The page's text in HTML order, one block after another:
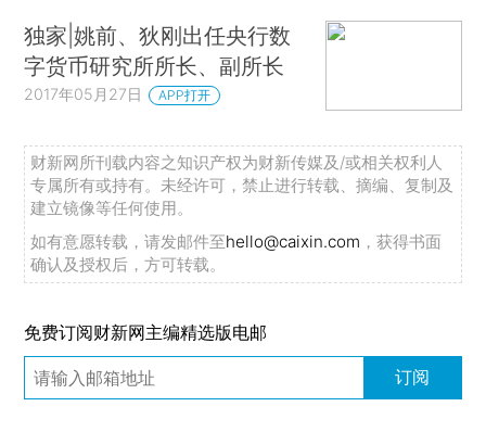
独家|姚前、狄刚出任央行数
字货币研究所所长、副所长
2017年05月27日 APP打开
财新网所刊载内容之知识产权为财新传媒及/或相关权利人
专属所有或持有。未经许可，禁止进行转载、摘编、复制及
建立镜像等任何使用。
如有意愿转载，请发邮件至hello@caixin.com ，获得书面
确认及授权后，方可转载。
免费订阅财新网主编精选版电邮
订阅